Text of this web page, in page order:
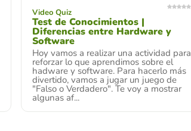
Video Quiz
Test de Conocimientos |
Diferencias entre Hardware y
Software
Hoy vamos a realizar una actividad para
reforzar lo que aprendimos sobre el
hadware y software. Para hacerlo más
divertido, vamos a jugar un juego de
"Falso o Verdadero". Te voy a mostrar
algunas af...